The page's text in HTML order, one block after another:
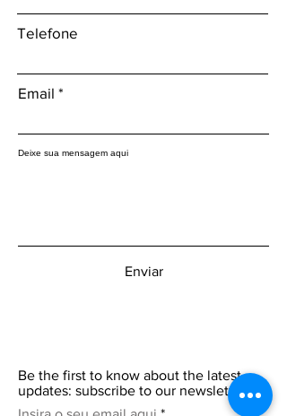
Telefone
Email
Deixe sua mensagem aqui
Enviar
Be the first to know about the latest
updates: subscribe to our newsletter.